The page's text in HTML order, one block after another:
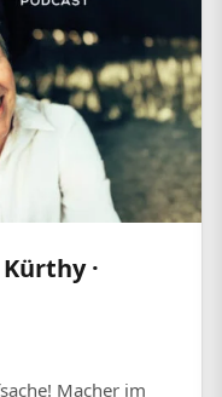
·
Macher im